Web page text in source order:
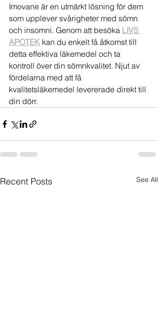
Imovane är en utmärkt lösning för dem
som upplever svårigheter med sömn
och insomni. Genom att besöka LIVS
APOTEK kan du enkelt få åtkomst till
detta effektiva läkemedel och ta
kontroll över din sömnkvalitet. Njut av
fördelarna med att få
kvalitetsläkemedel levererade direkt till
din dörr.
Recent Posts See All